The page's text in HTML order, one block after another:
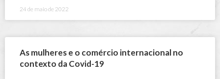
24 de maio de 2022
As mulheres e o comércio internacional no
contexto da Covid-19